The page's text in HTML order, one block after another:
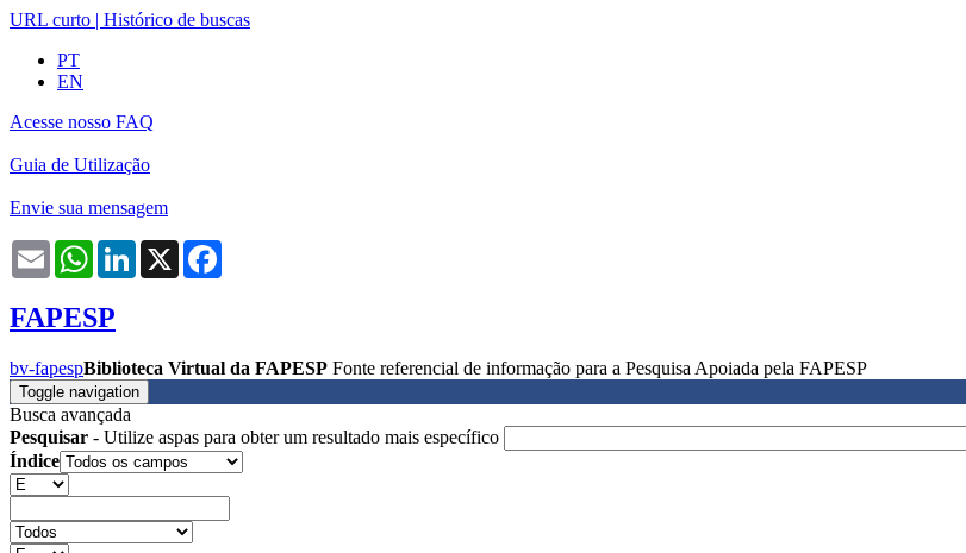
URL curto | Histórico de buscas
PT
EN
Acesse nosso FAQ
Guia de Utilização
Envie sua mensagem
Email WhatsAppLinkedIn
X
FAPESP
bv-fapespBiblioteca Virtual da FAPESP Fonte referencial de informação para a Pesquisa Apoiada pela FAPESP
Toggle navigation
Busca avançada
Pesquisar - Utilize aspas para obter um resultado mais específico
Índice